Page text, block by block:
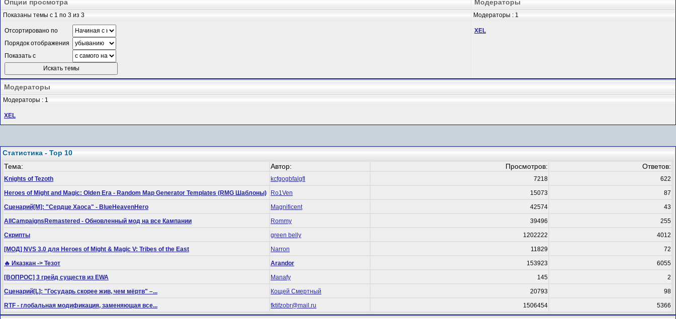
Опции просмотра Модераторы
Показаны темы с 1 по 3 из 3 Модераторы : 1
Отсортировано по
Порядок отображения
Показать с
XEL
Модераторы
Модераторы : 1
XEL
Статистика - Top 10
Тема:
Автор: Просмотров: Ответов:
Knights of Tezoth kcfgogbfalgfl 7218
622
Heroes of Might and Magic: Olden Era - Random Map Generator Templates (RMG Шаблоны)
Ro1Ven 15073
87
Сценарий[M]: "Сердце Хаоса" - BlueHeavenHero
Magnificent 42574
43
AllCampaignsRemastered - Обновленный мод на все Кампании
Rommy 39496
255
Скрипты
green belly 1202222
4012
[МОД] NVS 3.0 для Heroes of Might & Magic V: Tribes of the East
Narron 11829
72
🔥 Иказкан -> Тезот
Arandor 153923
6055
[ВОПРОС] 3 грейд существ из EWA
Manafy 145
2
Сценарий[L]: "Государь скорее жив, чем мёртв" –...
Кощей Смертный 20793
98
RTF - глобальная модификация, заменяющая все...
fktifzobr@mail.ru 1506454 5366